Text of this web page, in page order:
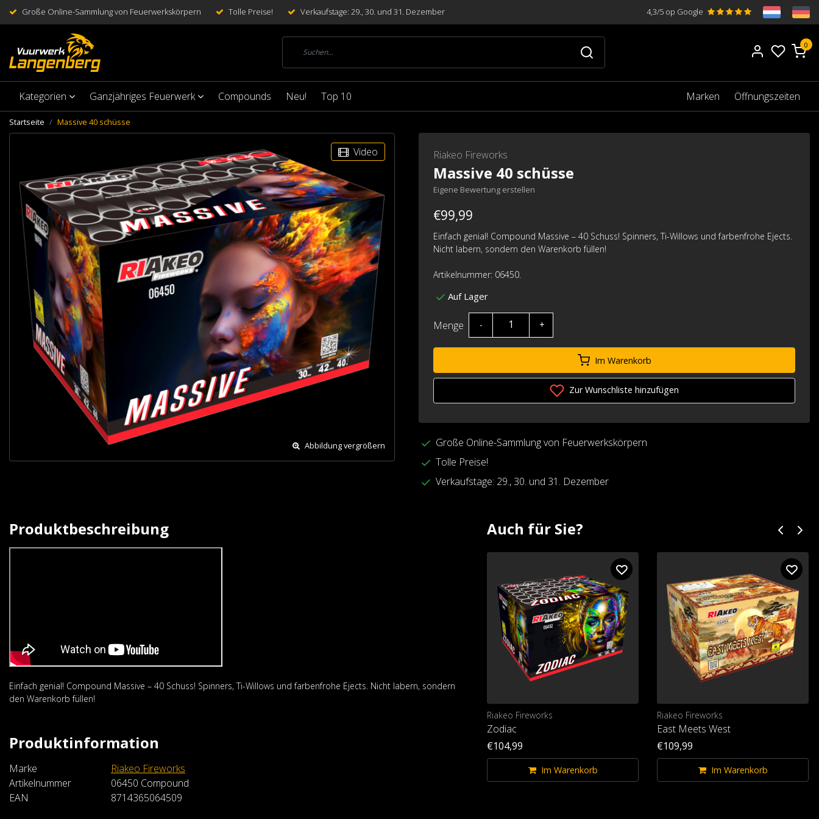
Große Online-Sammlung von Feuerwerkskörpern Tolle Preise! Verkaufstage: 29., 30. und 31. Dezember 4,3/5 op Google
0
Kategorien Ganzjähriges Feuerwerk Compounds Neu! Top 10 Marken Öffnungszeiten
Startseite Massive 40 schüsse
Video
Abbildung vergrößern
Riakeo Fireworks
Massive 40 schüsse
Eigene Bewertung erstellen
€99,99
Einfach genial! Compound Massive – 40 Schuss! Spinners, Ti-Willows und farbenfrohe Ejects.
Nicht labern, sondern den Warenkorb füllen!
Artikelnummer: 06450.
Auf Lager
Menge - +
Im Warenkorb
Zur Wunschliste hinzufügen
Große Online-Sammlung von Feuerwerkskörpern
Tolle Preise!
Verkaufstage: 29., 30. und 31. Dezember
Produktbeschreibung
Einfach genial! Compound Massive – 40 Schuss! Spinners, Ti-Willows und farbenfrohe Ejects. Nicht labern, sondern
den Warenkorb füllen!
Produktinformation
Marke
Riakeo Fireworks
Artikelnummer
06450 Compound
EAN
8714365064509
Auch für Sie?
€139,99
Riakeo Fireworks
Zodiac
€104,99
Im Warenkorb
Riakeo Fireworks
East Meets West
€109,99
Im Warenkorb